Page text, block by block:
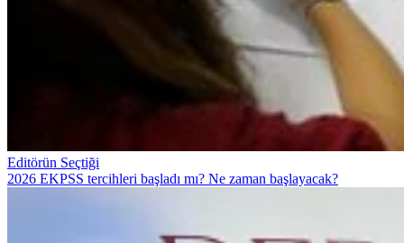
Editörün Seçtiği
2026 EKPSS tercihleri başladı mı? Ne zaman başlayacak?